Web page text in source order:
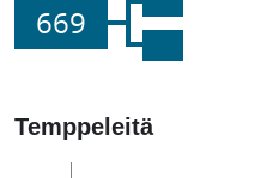
669
Temppeleitä